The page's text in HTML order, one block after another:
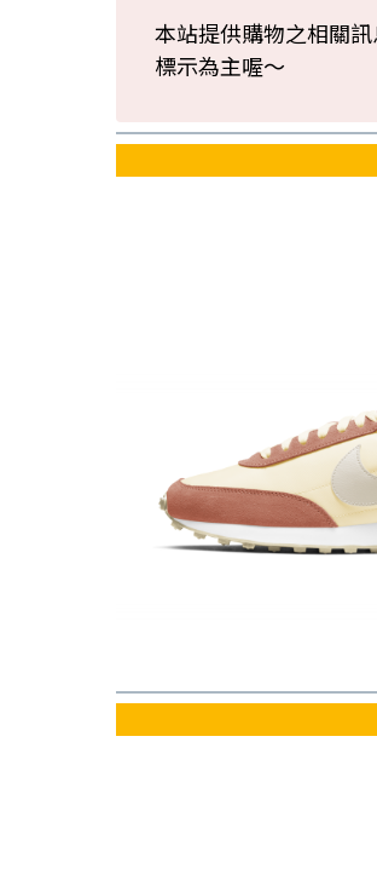
本站提供購物之相關
標示為主喔～